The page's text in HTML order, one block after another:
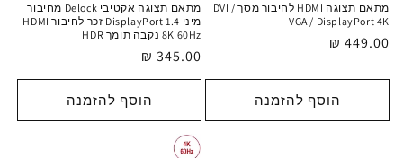
מתאם תצוגה HDMI לחיבור מסך DVI /
VGA / DisplayPort 4K
מחיר
449.00 ₪
הוסף להזמנה
מתאם תצוגה אקטיבי Delock מחיבור
מיני DisplayPort 1.4 זכר לחיבור HDMI
8K 60Hz נקבה תומך HDR
מחיר
רגיל
345.00 ₪
הוסף להזמנה